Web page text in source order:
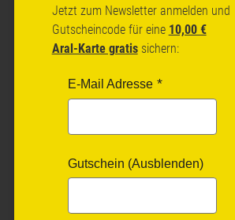
Jetzt zum Newsletter anmelden und
Gutscheincode für eine 10,00 €
Aral-Karte gratissichern:
E-Mail Adresse
Gutschein (Ausblenden)